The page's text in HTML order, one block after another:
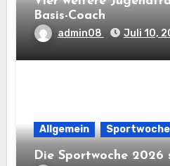
Basis-Coach
admin08 Juli 10,
Allgemein Sportwoche
Die Sportwoche